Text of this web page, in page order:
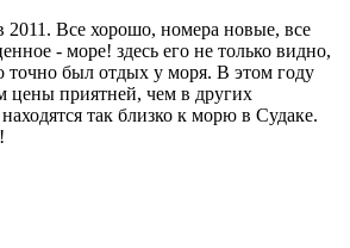
Все хорошо, номера новые, все
- море! здесь его не только видно,
был отдых у моря. В этом году
цены приятней, чем в других
так близко к морю в Судаке.